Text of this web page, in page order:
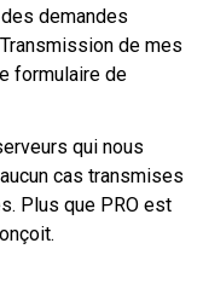
demandes
de mes
formulaire de
qui nous
cas transmises
Plus que PRO est